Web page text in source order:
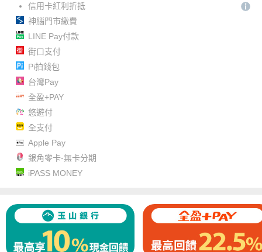
信用卡紅利折抵
神腦門市繳費
LINE Pay付款
街口支付
Pi拍錢包
台灣Pay
全盈+PAY
悠遊付
全支付
Apple Pay
銀角零卡-無卡分期
iPASS MONEY